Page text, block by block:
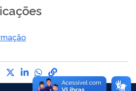
Compartilhe por Facebook
Compartilhe por Twitter
Compartilhe por
Compartilhe por
link para Copiar